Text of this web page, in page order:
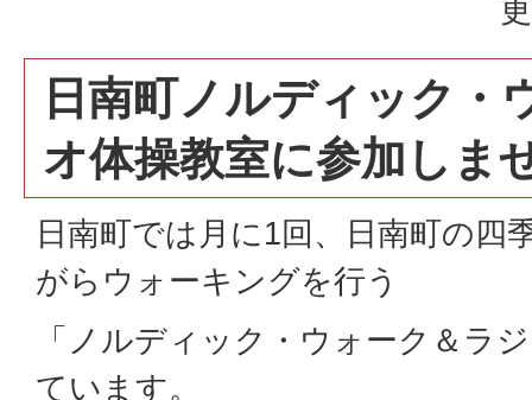
日南町ノルディック・
オ体操教室に参加しま
日南町では月に1回、日南町の四
がらウォーキングを行う
「ノルディック・ウォーク＆ラ
ています。